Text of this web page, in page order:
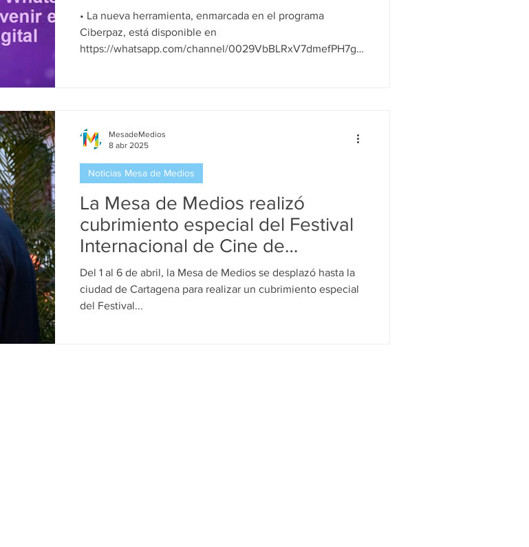
• La nueva herramienta, enmarcada en el programa
Ciberpaz, está disponible en
https://whatsapp.com/channel/0029VbBLRxV7dmefPH7g3
proporcione conocimiento e información para prevenir y
actuar contra el acoso, el grooming y el ciberbullying, entre
otros riesgos digitales. • A
La Mesa de Medios realizó
cubrimiento especial del Festival
Internacional de Cine de
Cartagena y los Premios India
Catalina con 11 medios de
comunicación comunitarios y
Del 1 al 6 de abril, la Mesa de Medios se desplazó hasta la
ciudad de Cartagena para realizar un cubrimiento especial
del Festival...
Noticias Mesa de Medios
MesadeMedios
8 abr 2025